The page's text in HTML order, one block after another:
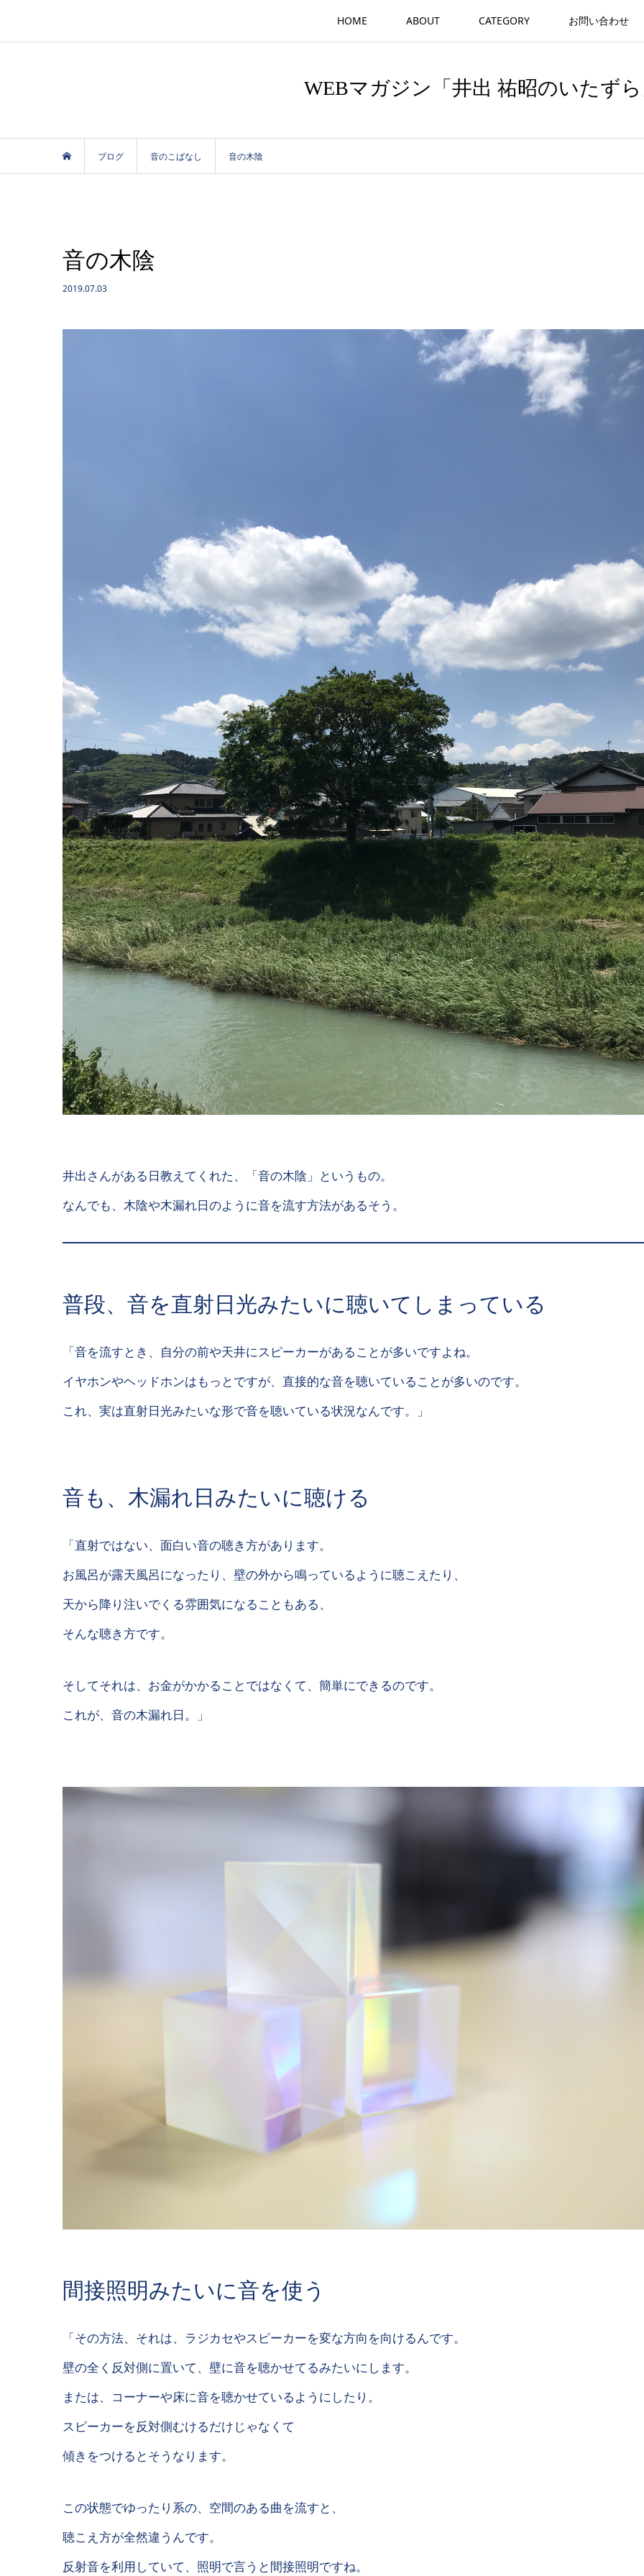
HOME ABOUT CATEGORY お問い合わせ
WEBマガジン「井出 祐昭のいたず
ブログ 音のこばなし 音の木陰
音の木陰
2019.07.03
井出さんがある日教えてくれた、「音の木陰」というもの。
なんでも、木陰や木漏れ日のように音を流す方法があるそう。
普段、音を直射日光みたいに聴いてしまっている
「音を流すとき、自分の前や天井にスピーカーがあることが多いですよね。
イヤホンやヘッドホンはもっとですが、直接的な音を聴いていることが多いのです。
これ、実は直射日光みたいな形で音を聴いている状況なんです。」
音も、木漏れ日みたいに聴ける
「直射ではない、面白い音の聴き方があります。
お風呂が露天風呂になったり、壁の外から鳴っているように聴こえたり、
天から降り注いでくる雰囲気になることもある、
そんな聴き方です。
そしてそれは、お金がかかることではなくて、簡単にできるのです。
これが、音の木漏れ日。」
間接照明みたいに音を使う
「その方法、それは、ラジカセやスピーカーを変な方向を向けるんです。
壁の全く反対側に置いて、壁に音を聴かせてるみたいにします。
または、コーナーや床に音を聴かせているようにしたり。
スピーカーを反対側むけるだけじゃなくて
傾きをつけるとそうなります。
この状態でゆったり系の、空間のある曲を流すと、
聴こえ方が全然違うんです。
反射音を利用していて、照明で言うと間接照明ですね。